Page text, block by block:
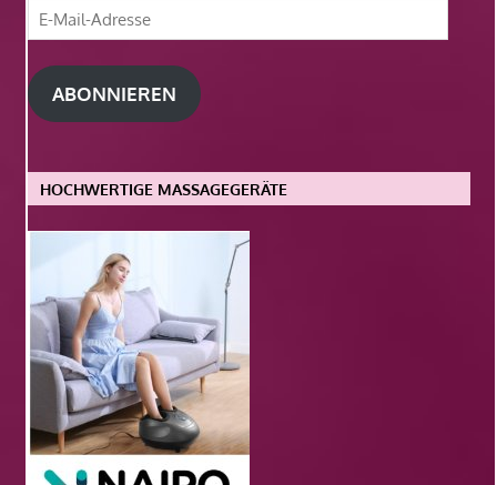
E-
Mail-
Adresse
ABONNIEREN
HOCHWERTIGE MASSAGEGERÄTE